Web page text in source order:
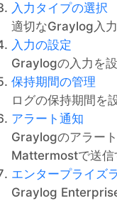
入力タイプの選択
適切なGraylog入
入力の設定
Graylogの入力を
保持期間の管理
ログの保持期間を
アラート通知
Graylogのアラー
Mattermostで送信
エンタープライズ
Graylog